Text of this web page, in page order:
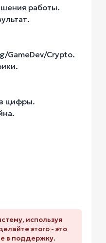
работы.
GameDev/Crypto.
цифры.
используя
этого - это
в поддержку.